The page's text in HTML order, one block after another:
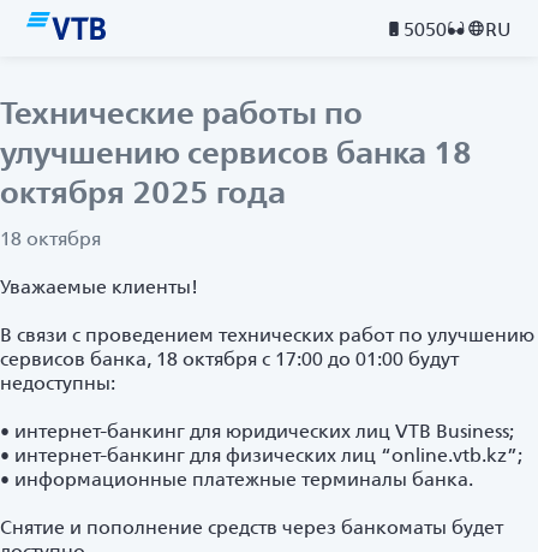
5050 RU
Технические работы по
улучшению сервисов банка 18
октября 2025 года
18 октября
Уважаемые клиенты!
В связи с проведением технических работ по улучшению
сервисов банка, 18 октября с 17:00 до 01:00 будут
недоступны:
• интернет-банкинг для юридических лиц VTB Business;
• интернет-банкинг для физических лиц “online.vtb.kz”;
• информационные платежные терминалы банка.
Снятие и пополнение средств через банкоматы будет